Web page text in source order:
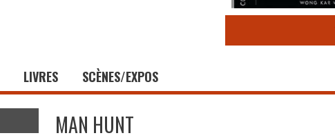
LIVRES SCÈNES/EXPOS
MAN HUNT